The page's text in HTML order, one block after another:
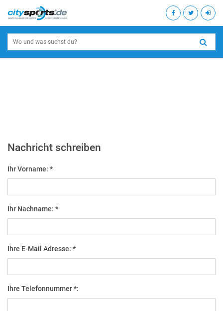
Nachricht schreiben
Ihr Vorname: *
Ihr Nachname: *
Ihre E-Mail Adresse: *
Ihre Telefonnummer *: